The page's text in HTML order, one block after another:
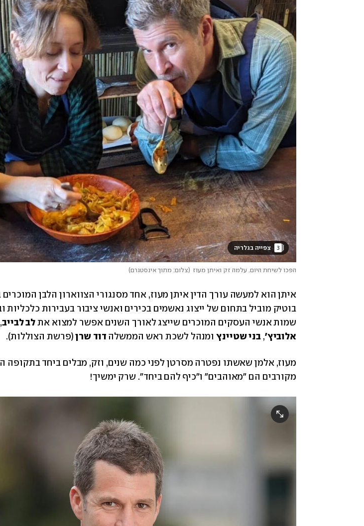
3
הפכו לשיחת היום. עלמה זק ואיתן מעוז (צלום: מתוך אינסטגרם )
שמות אנשי העסקים המוכרים שייצג לאורך השנים אפשר למצוא את לב לבייב,
אלוביץ', בני שטיינץ ומנהל לשכת ראש הממשלה דוד שרן (פרשת הצוללות).
מקורבים הם "מאוהבים" ו"כיף להם ביחד". שרק ימשיך!